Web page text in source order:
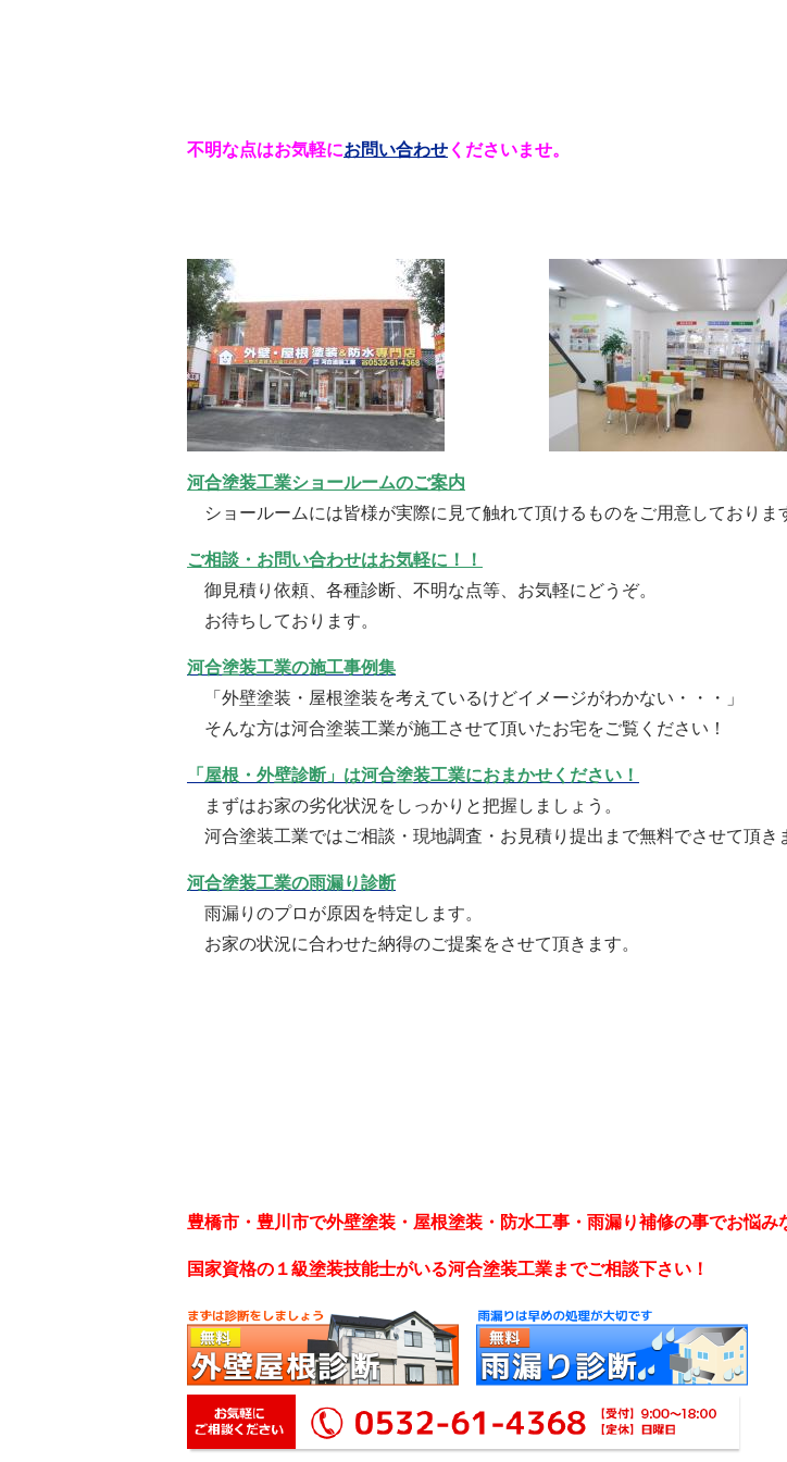
不明な点はお気軽にお問い合わせ くださいませ。
河合塗装工業ショールームのご案内
ショールームには皆様が実際に見て触れて頂けるものをご用意しておりま
ご相談・お問い合わせはお気軽に！！
御見積り依頼、各種診断、不明な点等、お気軽にどうぞ。
お待ちしております。
河合塗装工業の施工事例集
「外壁塗装・屋根塗装を考えているけどイメージがわかない・・・」
そんな方は河合塗装工業が施工させて頂いたお宅をご覧ください！
「屋根・外壁診断」は河合塗装工業におまかせください！
まずはお家の劣化状況をしっかりと把握しましょう。
河合塗装工業ではご相談・現地調査・お見積り提出まで無料でさせて頂き
河合塗装工業の雨漏り診断
雨漏りのプロが原因を特定します。
お家の状況に合わせた納得のご提案をさせて頂きます。
豊橋市・豊川市で外壁塗装・屋根塗装・防水工事・雨漏り補修の事でお悩み
国家資格の１級塗装技能士がいる河合塗装工業までご相談下さい！